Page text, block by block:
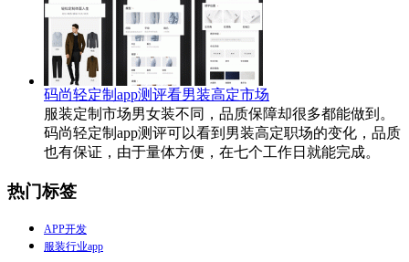
码尚轻定制app测评看男装高定市场
服装定制市场男女装不同，品质保障却很多都能做到。
码尚轻定制app测评可以看到男装高定职场的变化，品质
也有保证，由于量体方便，在七个工作日就能完成。
热门标签
APP开发
服装行业app